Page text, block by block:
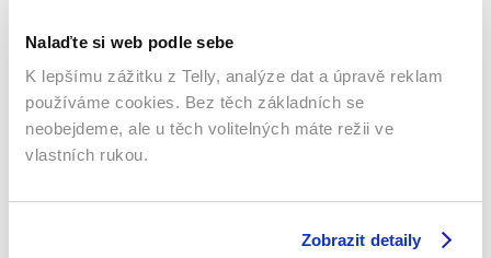
Nalaďte si web podle sebe
K lepšímu zážitku z Telly, analýze dat a úpravě reklam
používáme cookies. Bez těch základních se
neobejdeme, ale u těch volitelných máte režii ve
vlastních rukou.
Zobrazit detaily
Sledujte kdekoliv až na 6 zařízeních
Sledovat internetovou televizi jde odkudkoliv
po celé EU, a to až na 6 zařízeních.